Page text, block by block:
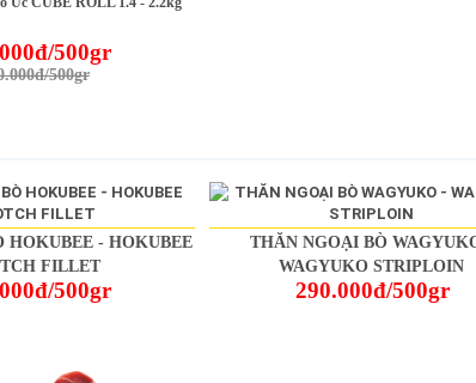
500gr
500gr
HOKUBEE - HOKUBEE
FILLET
500gr
THĂN NGOẠI BÒ
WAGYUKO STRIPLOIN
290.000đ/500gr